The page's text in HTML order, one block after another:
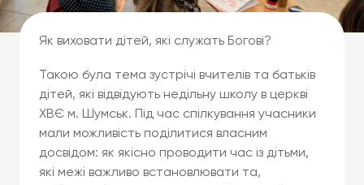
Як виховати дітей, які служать Богові?
Такою була тема зустрічі вчителів та батьків
дітей, які відвідують недільну школу в церкві
ХВЄ м. Шумськ. Під час спілкування учасники
мали можливість поділитися власним
досвідом: як якісно проводити час із дітьми,
які межі важливо встановлювати та,